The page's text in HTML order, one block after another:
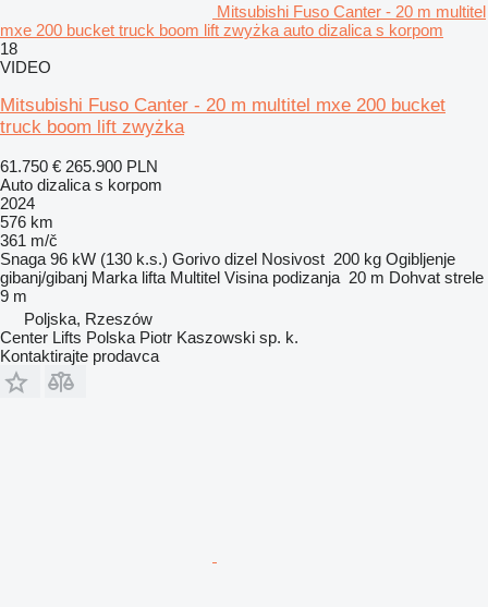
Mitsubishi Fuso Canter - 20 m multitel
mxe 200 bucket truck boom lift zwyżka auto dizalica s korpom
18
VIDEO
Mitsubishi Fuso Canter - 20 m multitel mxe 200 bucket
truck boom lift zwyżka
61.750 € 265.900 PLN
Auto dizalica s korpom
2024
576 km
361 m/č
Snaga 96 kW (130 k.s.) Gorivo dizel Nosivost 200 kg Ogibljenje
gibanj/gibanj Marka lifta Multitel Visina podizanja 20 m Dohvat strele
9 m
Poljska, Rzeszów
Center Lifts Polska Piotr Kaszowski sp. k.
Kontaktirajte prodavca